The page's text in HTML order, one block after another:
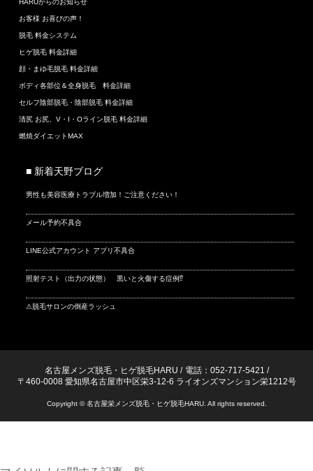
HARUからのお知らせ
お客様 お喜びの声！
脱毛 料金システム
ヒゲ脱毛 料金詳細
顔・まゆ毛脱毛 料金詳細
ボディ各部位＆全身脱毛 料金詳細
セルフ陰部脱毛・陰部脱毛 料金詳細
清尻 お尻、V・I・Oライン脱毛 料金詳細
燃焼ダイエットMAX
■ 新着天野ブログ
男性も美容医療トラブル増加！ご注意ください！
メール予約不具合
LINE公式アカウント アプリ不具合
照射テスト（出力の状態） 黒いと火傷する症例⁉
⚠脱毛サロンの倒産ラッシュ
名古屋メンズ脱毛・ヒゲ脱毛HARU / 電話：052-717-5421 /
〒460-0008 愛知県名古屋市中区栄3-12-6 ライオンズマンション栄1212号
Copyright © 名古屋栄メンズ脱毛・ヒゲ脱毛HARU. All rights reserved.